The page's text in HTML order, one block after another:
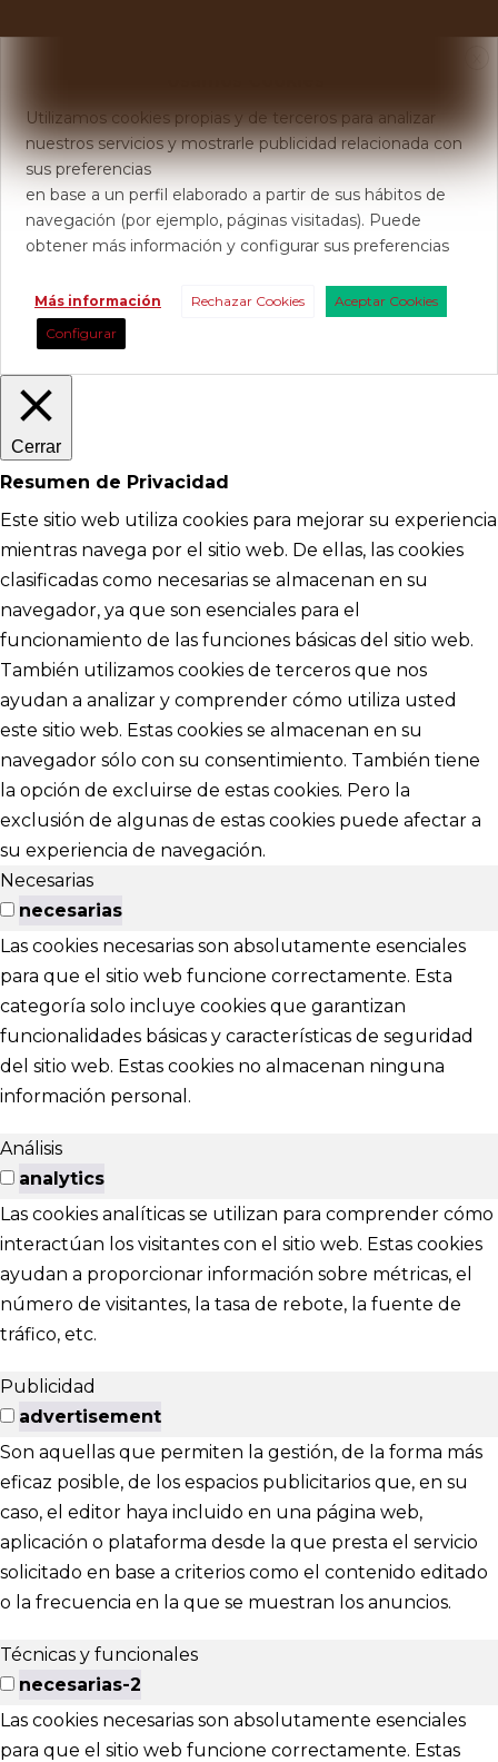
Utilizamos cookies propias y de terceros para analizar
nuestros servicios y mostrarle publicidad relacionada con
sus preferencias
en base a un perfil elaborado a partir de sus hábitos de
navegación (por ejemplo, páginas visitadas). Puede
obtener más información y configurar sus preferencias
Más información Rechazar Cookies
Aceptar Cookies
Configurar
Cerrar
Resumen de Privacidad
Este sitio web utiliza cookies para mejorar su experiencia
mientras navega por el sitio web. De ellas, las cookies
clasificadas como necesarias se almacenan en su
navegador, ya que son esenciales para el
funcionamiento de las funciones básicas del sitio web.
También utilizamos cookies de terceros que nos
ayudan a analizar y comprender cómo utiliza usted
este sitio web. Estas cookies se almacenan en su
navegador sólo con su consentimiento. También tiene
la opción de excluirse de estas cookies. Pero la
exclusión de algunas de estas cookies puede afectar a
su experiencia de navegación.
Necesarias
necesarias
Las cookies necesarias son absolutamente esenciales
para que el sitio web funcione correctamente. Esta
categoría solo incluye cookies que garantizan
funcionalidades básicas y características de seguridad
del sitio web. Estas cookies no almacenan ninguna
información personal.
Análisis
analytics
Las cookies analíticas se utilizan para comprender cómo
interactúan los visitantes con el sitio web. Estas cookies
ayudan a proporcionar información sobre métricas, el
número de visitantes, la tasa de rebote, la fuente de
tráfico, etc.
Publicidad
advertisement
Son aquellas que permiten la gestión, de la forma más
eficaz posible, de los espacios publicitarios que, en su
caso, el editor haya incluido en una página web,
aplicación o plataforma desde la que presta el servicio
solicitado en base a criterios como el contenido editado
o la frecuencia en la que se muestran los anuncios.
Técnicas y funcionales
necesarias-2
Las cookies necesarias son absolutamente esenciales
para que el sitio web funcione correctamente. Estas